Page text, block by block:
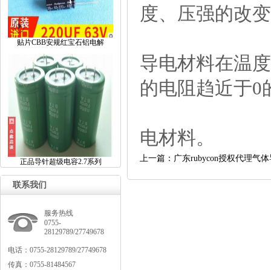
贴片CBB安规红宝石铝电解
正品导针超级电容2.7系列
联系我们
服务热线
0755-
28129789/27749678
电话：0755-28129789/27749678
传真：0755-81484567
度、压强的改
导电材料在温
的电阻趋近于0
电材料。
上一篇：广东rubycon授权代理气